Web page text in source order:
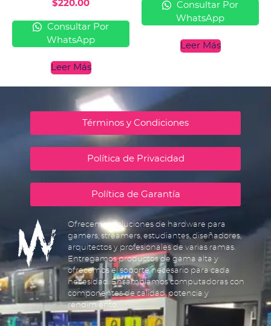
$220.00
Consultar Por
WhatsApp
Leer Más
Consultar Por
WhatsApp
Leer Más
Términos y Condiciones
Política de Privacidad
Política de Garantía
Ofrecemos soluciones de hardware para
gamers, streamers, estudiantes, diseñadores,
arquitectos y profesionales de varias ramas.
Entregamos productos de gama alta y
ofrecemos el soporte necesario para cada
necesidad. Ensamblamos computadoras con
componentes de calidad, potencia y
rendimiento.